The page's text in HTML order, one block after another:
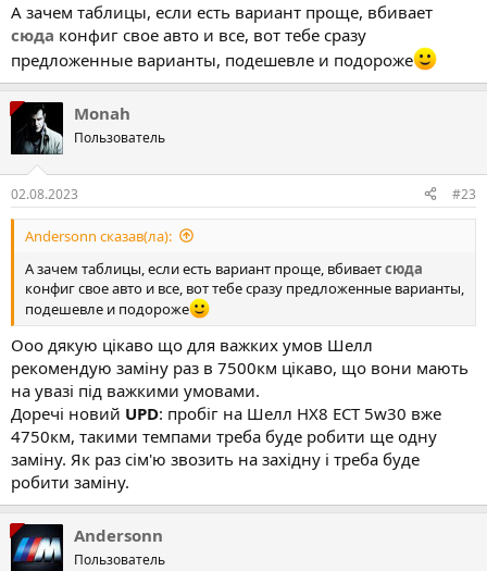
А зачем таблицы, если есть вариант проще, вбивает
сюда конфиг свое авто и все, вот тебе сразу
предложенные варианты, подешевле и подороже
Monah
Пользователь
02.08.2023 #23
Andersonn сказав(ла):
А зачем таблицы, если есть вариант проще, вбиваетсюда
конфиг свое авто и все, вот тебе сразу предложенные варианты,
подешевле и подороже
Ооо дякую цікаво що для важких умов Шелл
рекомендую заміну раз в 7500км цікаво, що вони мають
на увазі під важкими умовами.
Доречі новий UPD: пробіг на Шелл HX8 ЕСТ 5w30 вже
4750км, такими темпами треба буде робити ще одну
заміну. Як раз сім'ю звозить на західну і треба буде
робити заміну.
Andersonn
Пользователь